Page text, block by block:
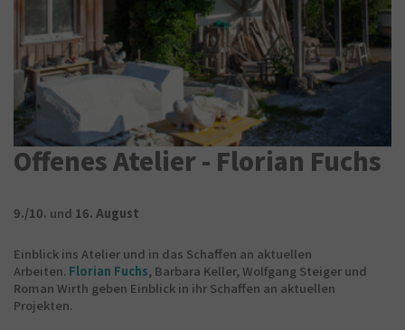
Offenes Atelier - Florian Fuchs
9./10. und 16. August
Einblick ins Atelier und in das Schaffen an aktuellen
Arbeiten. Florian Fuchs, Barbara Keller, Wolfgang Steiger und
Roman Wirth geben Einblick in ihr Schaffen an aktuellen
Projekten.